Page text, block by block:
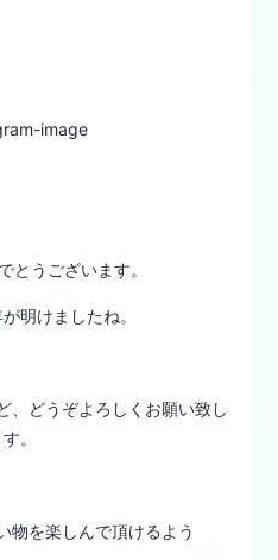
とうございます。
明けましたね。
、どうぞよろしくお願い致し
。
物を楽しんで頂けるよう